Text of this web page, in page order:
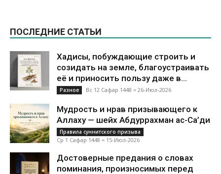
ПОСЛЕДНИЕ СТАТЬИ
Хадисы, побуждающие строить и
созидать на земле, благоустраивать
её и приносить пользу даже в...
Разное Вс 12 Сафар 1448 = 26-Июл-2026
Мудрость и нрав призывающего к
Аллаху — шейх Абдуррахман ас-Са’ди
Правила суннитского призыва
Ср 1 Сафар 1448 = 15-Июл-2026
Достоверные предания о словах
поминания, произносимых перед